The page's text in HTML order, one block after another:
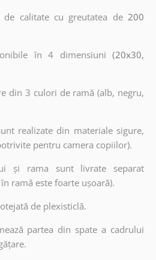
calitate cu greutatea de200
în 4 dimensiuni (20x30,
din 3 culori de ramă (alb, negru,
realizate din materiale sigure,
pentru camera copiilor).
și rama sunt livrate separat
ramă este foarte ușoară).
de plexisticlă.
partea din spate a cadrului